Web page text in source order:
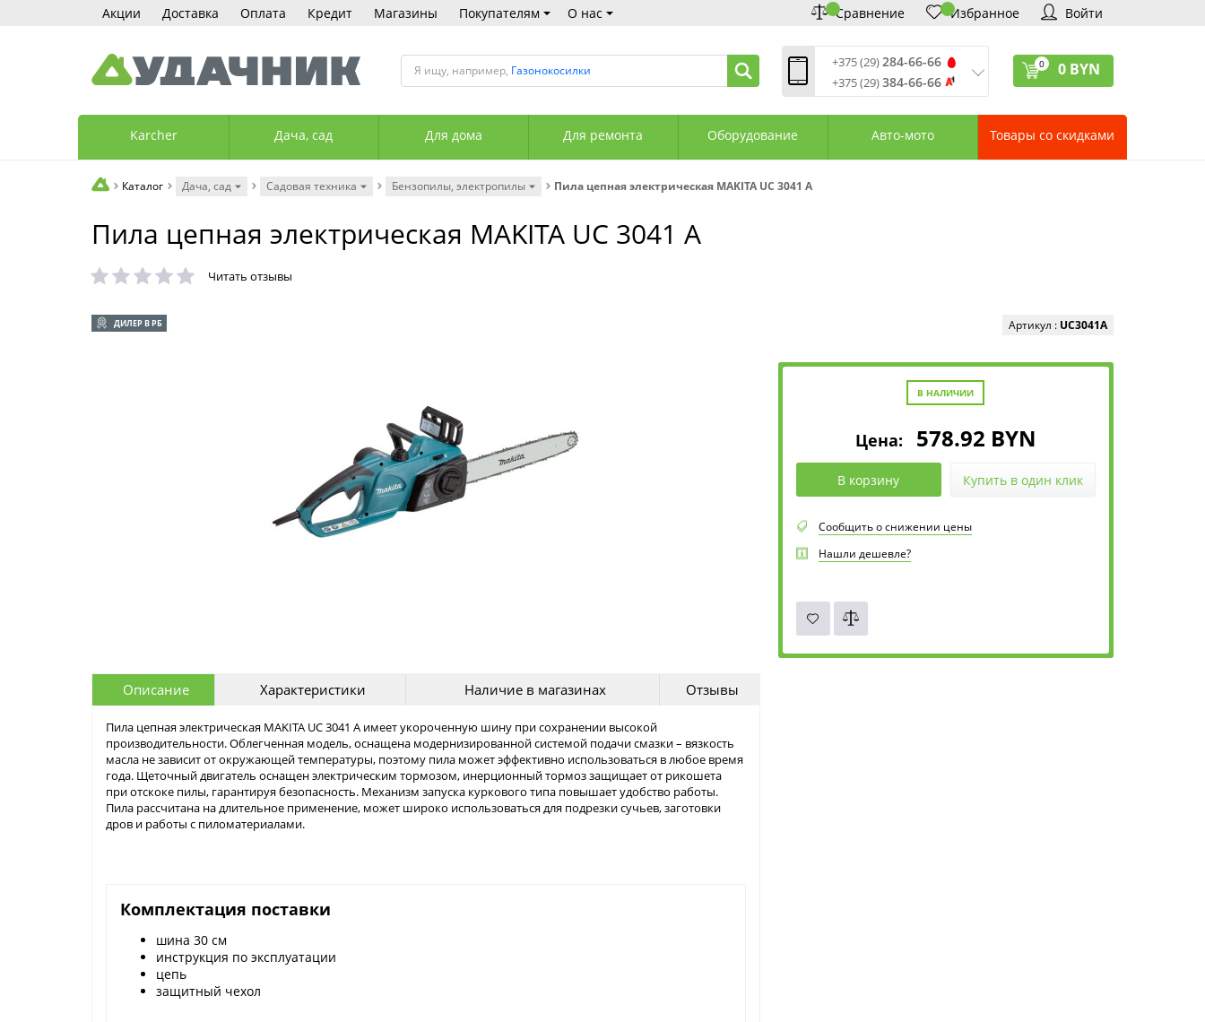
Акции Доставка Оплата Кредит Магазины Покупателям О нас Сравнение Избранное Войти
Я ищу, например, Газонокосилки +375 (29)284-66-66
+375 (29)384-66-66
Сб: 10:00—18:00
+375 (17) 388-66-33
0 0 BYN
Karcher Дача, сад Для дома Для ремонта Оборудование Авто-мото Товары со скидками
Каталог Дача, сад Садовая техника Бензопилы, электропилы Пила цепная электрическая MAKITA UC 3041 A
Пила цепная электрическая MAKITA UC 3041 A
Читать отзывы
ДИЛЕР В РБ Артикул : UC3041A
В НАЛИЧИИ
Цена: 578.92 BYN
В корзину Купить в один клик
Сообщить о снижении цены
Нашли дешевле?
Описание Характеристики Наличие в магазинах Отзывы
Пила цепная электрическая MAKITA UC 3041 A имеет укороченную шину при сохранении высокой
производительности. Облегченная модель, оснащена модернизированной системой подачи смазки – вязкость
масла не зависит от окружающей температуры, поэтому пила может эффективно использоваться в любое время
года. Щеточный двигатель оснащен электрическим тормозом, инерционный тормоз защищает от рикошета
при отскоке пилы, гарантируя безопасность. Механизм запуска куркового типа повышает удобство работы.
Пила рассчитана на длительное применение, может широко использоваться для подрезки сучьев, заготовки
дров и работы с пиломатериалами.
Комплектация поставки
шина 30 см
инструкция по эксплуатации
цепь
защитный чехол